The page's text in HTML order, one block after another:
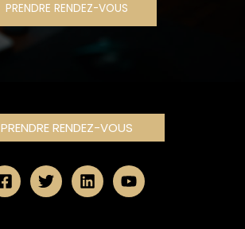
PRENDRE RENDEZ-VOUS
PRENDRE RENDEZ-VOUS